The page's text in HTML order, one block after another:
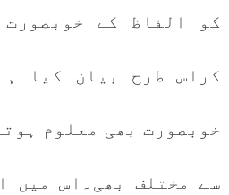
کو الفاظ کے
کراس طرح بیان کیا
خوبصورت بھی معلوم
سے مختلف بھی۔اس میں